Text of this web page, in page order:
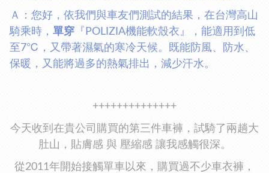
Ａ：您好，依我們與車友們測試的結果，在台灣高山
騎乘時， 單穿 『POLIZIA機能軟殼衣』，能適用到低
至7℃，又帶著濕氣的寒冷天候。既能防風、防水、
保暖，又能將過多的熱氣排出，減少汗水。
++++++++++++++
今天收到在貴公司購買的第三件車褲，試騎了兩趟大
肚山，貼膚感 與 壓縮感 讓我感觸很深。
從2011年開始接觸單車以來，購買過不少車衣褲，